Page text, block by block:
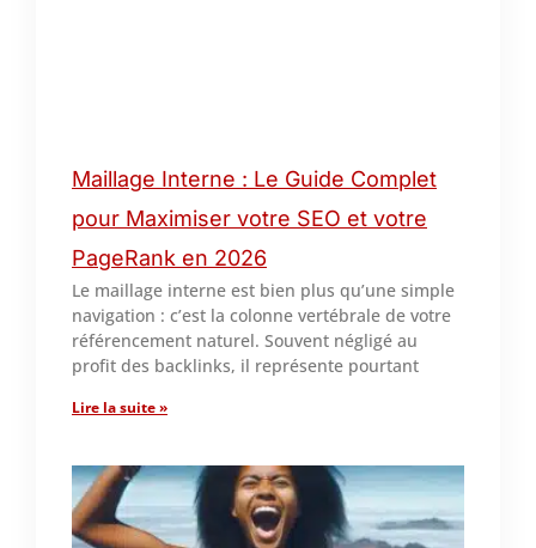
Maillage Interne : Le Guide Complet
pour Maximiser votre SEO et votre
PageRank en 2026
Le maillage interne est bien plus qu’une simple
navigation : c’est la colonne vertébrale de votre
référencement naturel. Souvent négligé au
profit des backlinks, il représente pourtant
Lire la suite »